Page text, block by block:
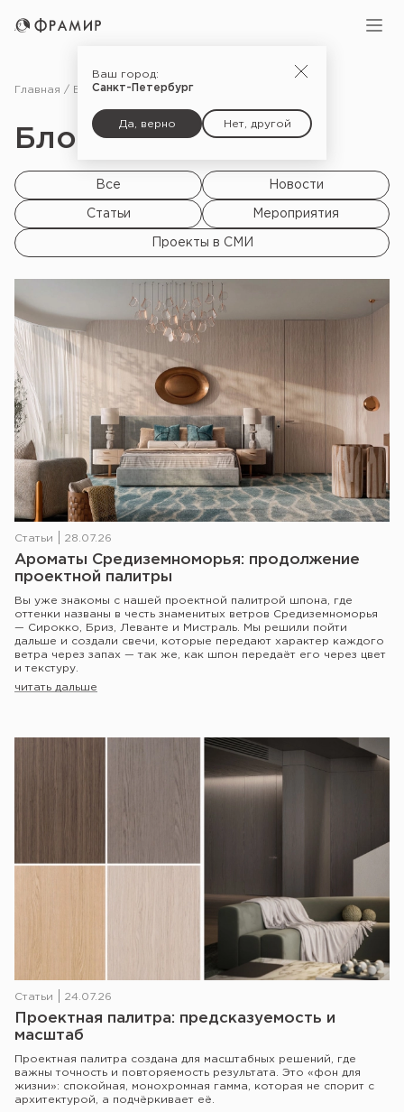
Ваш город:
Санкт-Петербург
Да, верно Нет, другой
Главная Блог
Блог |
Все Новости
Статьи Мероприятия
Проекты в СМИ
Статьи 28.07.26
Ароматы Средиземноморья: продолжение
проектной палитры
Вы уже знакомы с нашей проектной палитрой шпона, где
оттенки названы в честь знаменитых ветров Средиземноморья
— Сирокко, Бриз, Леванте и Мистраль. Мы решили пойти
дальше и создали свечи, которые передают характер каждого
ветра через запах — так же, как шпон передаёт его через цвет
и текстуру.
читать дальше
Статьи 24.07.26
Проектная палитра: предсказуемость и
масштаб
Проектная палитра создана для масштабных решений, где
важны точность и повторяемость результата. Это «фон для
жизни»: спокойная, монохромная гамма, которая не спорит с
архитектурой, а подчёркивает её.